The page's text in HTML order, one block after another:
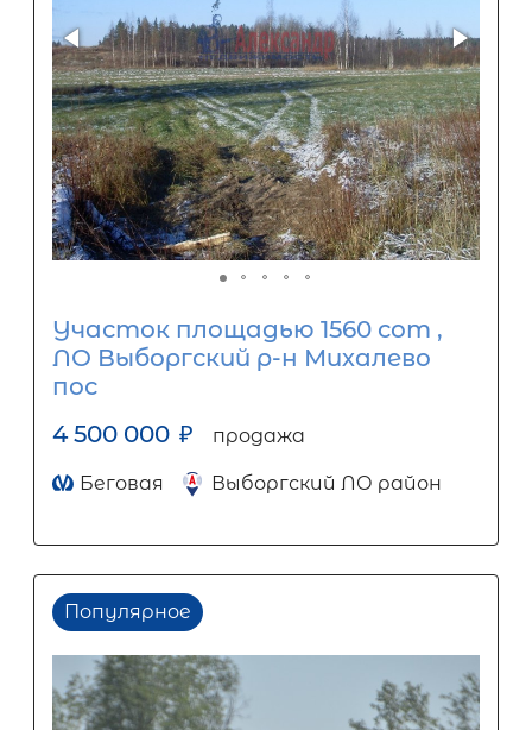
Участок площадью 1560 сот ,
ЛО Выборгский р-н Михалево
пос
4 500 000 ₽ продажа
Беговая Выборгский ЛО район
Популярное